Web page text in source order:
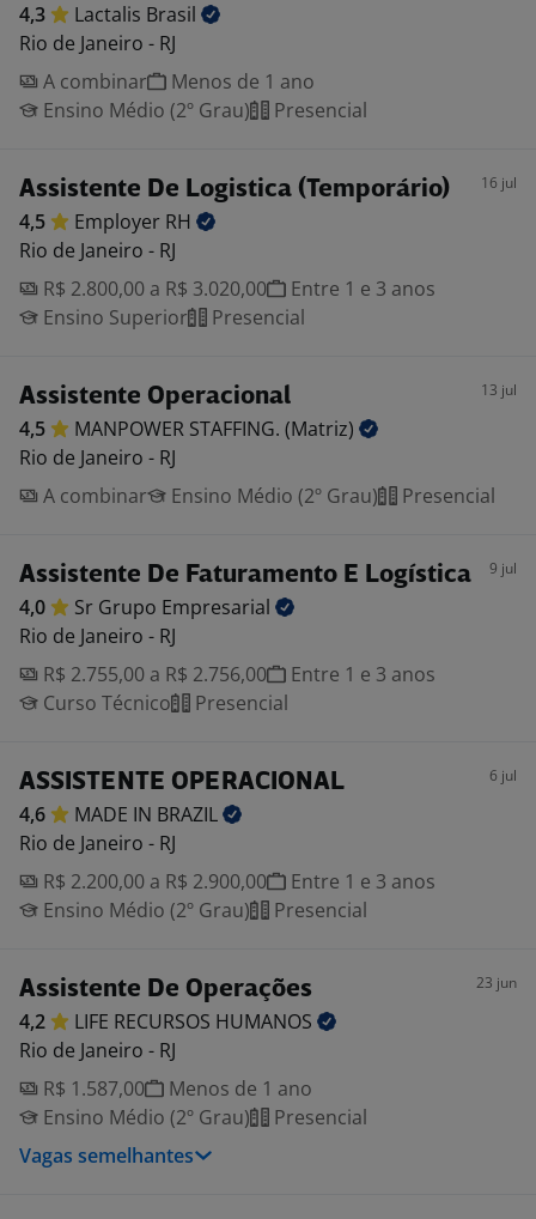
4,3 Lactalis Brasil
Rio de Janeiro - RJ
A combinar
Menos de 1 ano
Ensino Médio (2º Grau)
Presencial
Assistente De Logistica (Temporário) 16 jul
4,5 Employer RH
Rio de Janeiro - RJ
R$ 2.800,00 a R$ 3.020,00
Entre 1 e 3 anos
Ensino Superior
Presencial
Assistente Operacional 13 jul
4,5 MANPOWER STAFFING. (Matriz)
Rio de Janeiro - RJ
A combinar
Ensino Médio (2º Grau) Presencial
Assistente De Faturamento E Logística 9 jul
4,0 Sr Grupo Empresarial
Rio de Janeiro - RJ
R$ 2.755,00 a R$ 2.756,00
Entre 1 e 3 anos
Curso Técnico
Presencial
ASSISTENTE OPERACIONAL 6 jul
4,6 MADE IN BRAZIL
Rio de Janeiro - RJ
R$ 2.200,00 a R$ 2.900,00
Entre 1 e 3 anos
Ensino Médio (2º Grau)
Presencial
Assistente De Operações 23 jun
4,2 LIFE RECURSOS HUMANOS
Rio de Janeiro - RJ
R$ 1.587,00
Menos de 1 ano
Ensino Médio (2º Grau)
Presencial
Vagas semelhantes